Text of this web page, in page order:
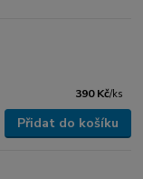
390 Kč/ks
Přidat do košíku